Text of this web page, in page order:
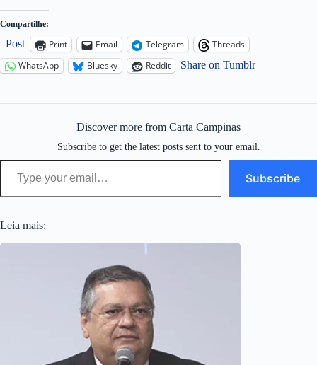
Compartilhe:
Post Print Email Telegram
Threads
WhatsApp
Bluesky Reddit Share on Tumblr
Discover more from Carta Campinas
Subscribe to get the latest posts sent to your email.
Type your email…
Subscribe
Leia mais: